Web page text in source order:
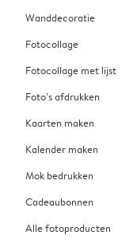
Wanddecoratie
Fotocollage
Fotocollage met lijst
Foto’s afdrukken
Kaarten maken
Kalender maken
Mok bedrukken
Cadeaubonnen
Alle fotoproducten